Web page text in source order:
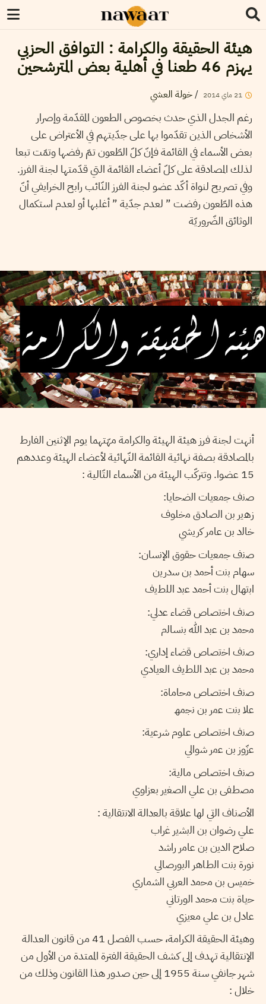
هيئة الحقيقة والكرامة : التوافق الحزبي
يهزم 46 طعنا في أهلية بعض المترشحين
21 ماي2014
/خولة العشي
رغم الجدل الذي حدث بخصوص الطعون المقدّمة وإصرار
الأشخاص الذين تقدّموا بها على جدّيتهم في الأعتراض على
بعض الأسماء في القائمة فإنّ كلّ الطّعون تمّ رفضها وتمّت تبعا
لذلك المصادقة على كلّ أعضاء القائمة التي قدّمتها لجنة الفرز.
وفي تصريح لنواة أكّد عضو لجنة الفرز النّائب رابح الخرايفي أنّ
هذه الطّعون رفضت ” لعدم جدّية ” أغلبها أو لعدم استكمال
الوثائق الضّروريّة
أنهت لجنة فرز هيئة الهيئة والكرامة مهّتهما يوم الإثنين الفارط
بالمصادقة بصفة نهائية القائمة النّهائية لأعضاء الهيئة وعددهم
15 عضوا. وتتركّب الهيئة من الأسماء التّالية :
ﺻﻧف ﺟﻣﻌﯾﺎت اﻟﺿﺣﺎﯾﺎ:
زھﯾر ﺑن اﻟﺻﺎدق ﻣﺧﻠوف
ﺧﺎﻟد ﺑن ﻋﺎﻣر ﻛرﯾﺷﻲ
ﺻﻧف ﺟﻣﻌﯾﺎت ﺣﻘوق اﻹﻧﺳﺎن:
ﺳﮭﺎم ﺑﻧت أﺣﻣد ﺑن ﺳدرﯾن
اﺑﺗﮭﺎل ﺑﻧت أﺣﻣد ﻋﺑد اﻟﻠطﯾف
ﺻﻧف اﺧﺗﺻﺎص ﻗﺿﺎء ﻋدﻟﻲ:
ﻣﺣﻣد ﺑن ﻋﺑد ﷲ ﺑﻧﺳﺎﻟم
ﺻﻧف اﺧﺗﺻﺎص ﻗﺿﺎء إداري:
ﻣﺣﻣد ﺑن ﻋﺑد اﻟﻠطﯾف اﻟﻌﯾﺎدي
ﺻﻧف اﺧﺗﺻﺎص ﻣﺣﺎﻣﺎة:
ﻋﻼ ﺑﻧت ﻋﻣر ﺑن ﻧﺟﻣﮫ
ﺻﻧف اﺧﺗﺻﺎص ﻋﻠوم ﺷرﻋﯾﺔ:
ﻋزّوز ﺑن ﻋﻣر ﺷواﻟﻲ
ﺻﻧف اﺧﺗﺻﺎص ﻣﺎﻟﯾﺔ:
ﻣﺻطﻔﻰ ﺑن ﻋﻠﻲ اﻟﺻﻐﯾر ﺑﻌزاوي
اﻷﺻﻧﺎف اﻟﺗﻲ ﻟﮭﺎ ﻋﻼﻗﺔ ﺑﺎﻟﻌداﻟﺔ اﻻﻧﺗﻘﺎﻟﯾﺔ :
ﻋﻠﻲ رﺿوان ﺑن اﻟﺑﺷﯾر ﻏراب
ﺻﻼح اﻟدﯾن ﺑن ﻋﺎﻣر راﺷد
ﻧورة ﺑﻧت اﻟطﺎھر اﻟﺑورﺻﺎﻟﻲ
ﺧﻣﯾس ﺑن ﻣﺣﻣد اﻟﻌرﺑﻲ اﻟﺷﻣﺎري
ﺣﯾﺎة ﺑﻧت ﻣﺣﻣد اﻟورﺗﺎﻧﻲ
ﻋﺎدل ﺑن ﻋﻠﻲ ﻣﻌﯾزي
وهيئة الحقيقة الكرامة، حسب الفصل 41 من قانون العدالة
الإنتقالية تهدف إلى كشف الحقيقة الفترة الممتدة من الأول من
شهر جانفي سنة 1955 إلى حين صدور هذا القانون وذلك من
خلال :